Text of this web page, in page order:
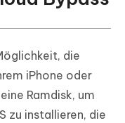
die
iPhone oder
Ramdisk, um
zu installieren, die